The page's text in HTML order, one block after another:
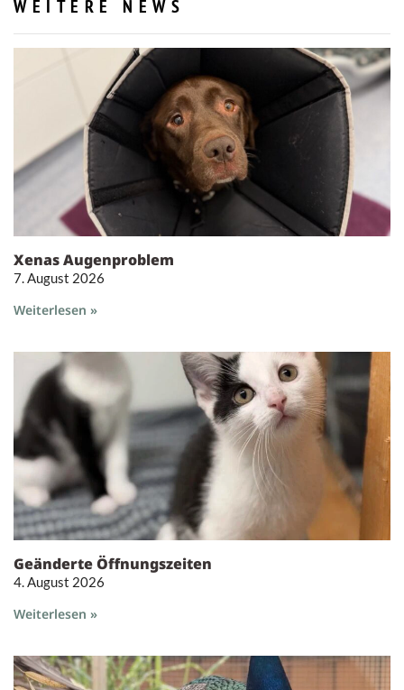
WEITERE NEWS
Xenas Augenproblem
7. August 2026
Weiterlesen »
Geänderte Öffnungszeiten
4. August 2026
Weiterlesen »